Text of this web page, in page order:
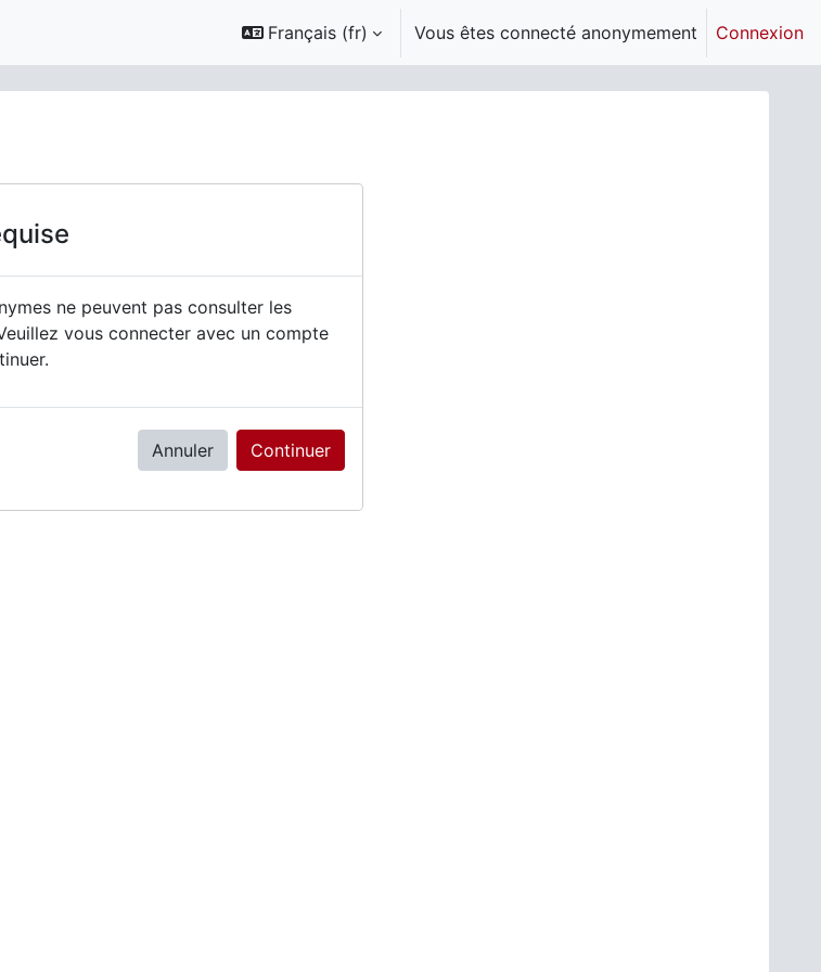
Français ‎(fr)‎ Vous êtes connecté anonymement Connexion
ne peuvent pas consulter les
vous connecter avec un compte
Annuler Continuer